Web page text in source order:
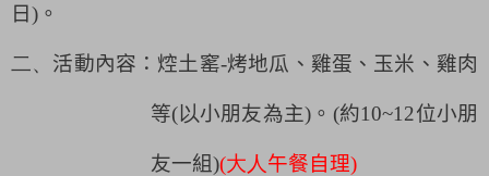
日) 。
二、 活動內容： 焢土窰-烤地瓜、雞蛋、玉米、雞肉
等(以小朋友為主) 。(約10~12位小朋
友一組)(大人 午餐自理)